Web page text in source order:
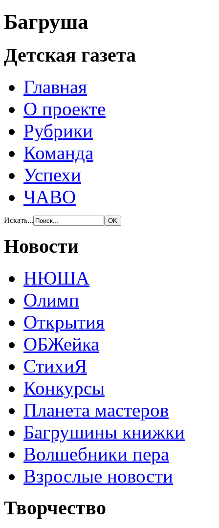
Багруша
Детская газета
Главная
О проекте
Рубрики
Команда
Успехи
ЧАВО
Искать...
Новости
НЮША
Олимп
Открытия
ОБЖейка
СтихиЯ
Конкурсы
Планета мастеров
Багрушины книжки
Волшебники пера
Взрослые новости
Творчество